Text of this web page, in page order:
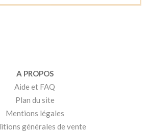
A PROPOS
Aide et FAQ
Plan du site
Mentions légales
générales de vente